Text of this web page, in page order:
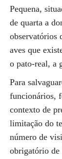
Pequena,
de quarta a
observatórios
aves que
o pato-real, a
Para
funcionários,
contexto de
limitação do
número de
obrigatório de